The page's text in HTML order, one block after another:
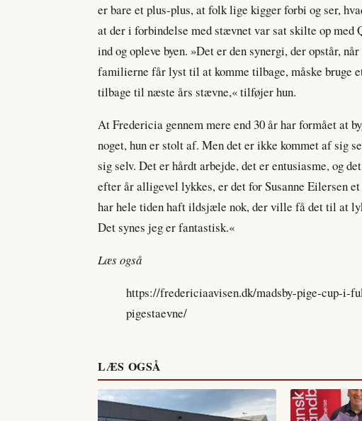
er bare et plus-plus, at folk lige kigger forbi og ser,
at der i forbindelse med stævnet var sat skilte op med
ind og opleve byen. »Det er den synergi, der opstår,
familierne får lyst til at komme tilbage, måske bruge
tilbage til næste års stævne,« tilføjer hun.
At Fredericia gennem mere end 30 år har formået at
noget, hun er stolt af. Men det er ikke kommet af sig
sig selv. Det er hårdt arbejde, det er entusiasme, og
efter år alligevel lykkes, er det for Susanne Eilersen
har hele tiden haft ildsjæle nok, der ville få det til at
Det synes jeg er fantastisk.«
Læs også
https://fredericiaavisen.dk/madsby-pige-cup-i-
pigestaevne/
LÆS OGSÅ